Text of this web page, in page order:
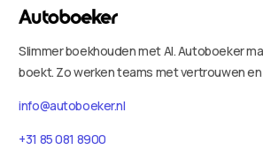
Slimmer boekhouden met AI. Autoboeker
boekt. Zo werken teams met vertrouwen en
info@autoboeker.nl
+31 85 081 8900